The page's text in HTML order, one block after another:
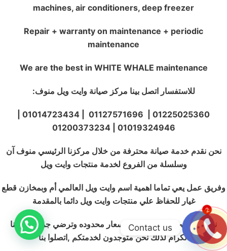
machines, air conditioners, deep freezer
Repair + warranty on maintenance + periodic
maintenance
We are the best in WHITE WHALE maintenance
للاستفسار اتصل بينا مركز صيانة وايت ويل منوف:
01019324946 | 01200373234
نحن نقدم خدمة صيانة محترفة من خلال مركزنا الرئيسي منوف آن
وسلسلة من الفروع لخدمة منتجات وايت ويل
وفريق عمل يعي تماما اهمية اسم وايت ويل العالمي أم وبمخازن قطع
غيار للحفاظ علي منتجات وايت ويل دائما بالمقدمة
نحن ملتزمون بتقديم خدمة باسعار محدوده وترضي جميع عملائنا
الكرام لذلك نحن متوجدون لخدمتكم ,اتصلوا بنا
Contact us
OPEN
2